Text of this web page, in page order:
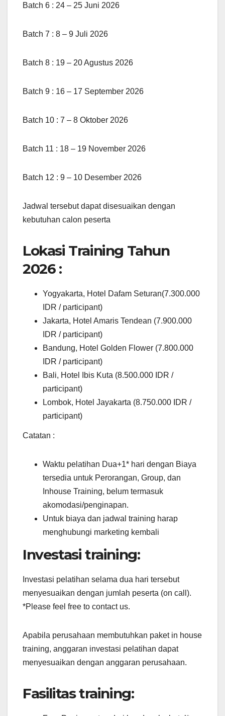
Batch 6 : 24 – 25 Juni 2026
Batch 7 : 8 – 9 Juli 2026
Batch 8 : 19 – 20 Agustus 2026
Batch 9 : 16 – 17 September 2026
Batch 10 : 7 – 8 Oktober 2026
Batch 11 : 18 – 19 November 2026
Batch 12 : 9 – 10 Desember 2026
Jadwal tersebut dapat disesuaikan dengan
kebutuhan calon peserta
Lokasi Training Tahun
2026 :
Yogyakarta, Hotel Dafam Seturan(7.300.000
IDR / participant)
Jakarta, Hotel Amaris Tendean (7.900.000
IDR / participant)
Bandung, Hotel Golden Flower (7.800.000
IDR / participant)
Bali, Hotel Ibis Kuta (8.500.000 IDR /
participant)
Lombok, Hotel Jayakarta (8.750.000 IDR /
participant)
Catatan :
Waktu pelatihan Dua+1* hari dengan Biaya
tersedia untuk Perorangan, Group, dan
Inhouse Training, belum termasuk
akomodasi/penginapan.
Untuk biaya dan jadwal training harap
menghubungi marketing kembali
Investasi training:
Investasi pelatihan selama dua hari tersebut
menyesuaikan dengan jumlah peserta (on call).
*Please feel free to contact us.
Apabila perusahaan membutuhkan paket in house
training, anggaran investasi pelatihan dapat
menyesuaikan dengan anggaran perusahaan.
Fasilitas training: